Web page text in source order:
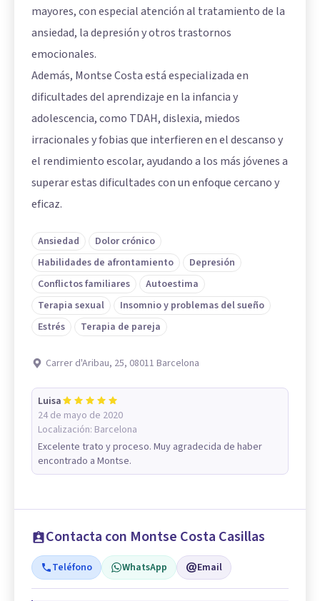
mayores, con especial atención al tratamiento de la
ansiedad, la depresión y otros trastornos
emocionales.
Además, Montse Costa está especializada en
dificultades del aprendizaje en la infancia y
adolescencia, como TDAH, dislexia, miedos
irracionales y fobias que interfieren en el descanso y
el rendimiento escolar, ayudando a los más jóvenes a
superar estas dificultades con un enfoque cercano y
eficaz.
Ansiedad
Dolor crónico
Habilidades de afrontamiento
Depresión
Conflictos familiares
Autoestima
Terapia sexual
Insomnio y problemas del sueño
Estrés
Terapia de pareja
Carrer d'Aribau, 25, 08011 Barcelona
Luisa
24 de mayo de 2020
Localización: Barcelona
Excelente trato y proceso. Muy agradecida de haber
encontrado a Montse.
Contacta con Montse Costa Casillas
Teléfono WhatsApp Email